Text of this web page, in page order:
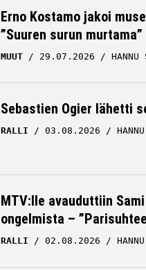
Erno Kostamo jakoi
”Suuren surun murtama”
MUUT 29.07.2026 HANNU
Sebastien Ogier lähetti
RALLI 03.08.2026
MTV:lle avauduttiin
ongelmista –
RALLI 02.08.2026